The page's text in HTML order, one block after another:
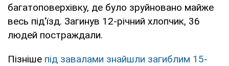
багатоповерхівку, де було зруйновано майже
весь під'їзд. Загинув 12-річний хлопчик, 36
людей постраждали.
Пізніше під завалами знайшли загиблим 15-